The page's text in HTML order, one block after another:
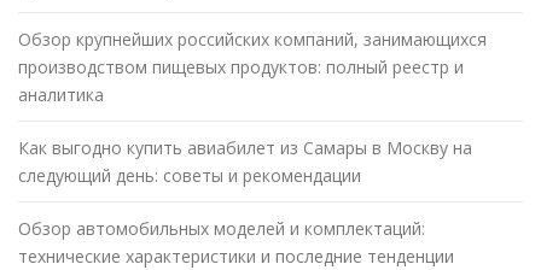
Обзор крупнейших российских компаний, занимающихся
производством пищевых продуктов: полный реестр и
аналитика
Как выгодно купить авиабилет из Самары в Москву на
следующий день: советы и рекомендации
Обзор автомобильных моделей и комплектаций:
технические характеристики и последние тенденции